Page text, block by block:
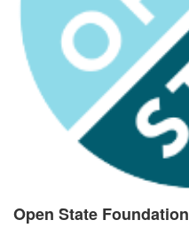
Open State Foundation